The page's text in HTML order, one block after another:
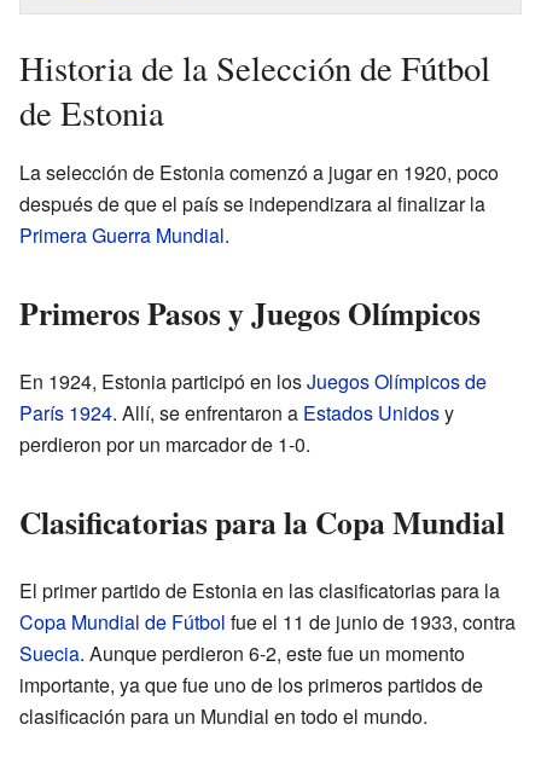
Historia de la Selección de Fútbol
de Estonia
La selección de Estonia comenzó a jugar en 1920, poco
después de que el país se independizara al finalizar la
Primera Guerra Mundial.
Primeros Pasos y Juegos Olímpicos
En 1924, Estonia participó en losJuegos Olímpicos de
París 1924. Allí, se enfrentaron a Estados Unidosy
perdieron por un marcador de 1-0.
Clasificatorias para la Copa Mundial
El primer partido de Estonia en las clasificatorias para la
Copa Mundial de Fútbol fue el 11 de junio de 1933, contra
Suecia. Aunque perdieron 6-2, este fue un momento
importante, ya que fue uno de los primeros partidos de
clasificación para un Mundial en todo el mundo.